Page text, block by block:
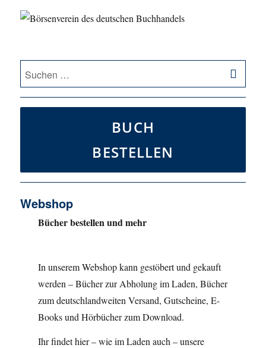
Suche
nach:
BUCH
BESTELLEN
Webshop
Bücher bestellen und mehr
In unserem Webshop kann gestöbert und gekauft
werden – Bücher zur Abholung im Laden, Bücher
zum deutschlandweiten Versand, Gutscheine, E-
Books und Hörbücher zum Download.
Ihr findet hier – wie im Laden auch – unsere